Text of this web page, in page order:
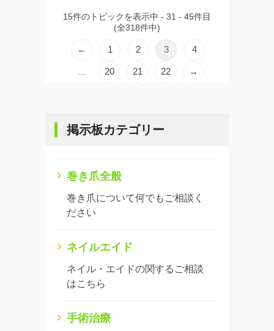
15件のトピックを表示中 - 31 - 45件目
(全318件中)
← 1 2 3 4
… 20 21 22 →
掲示板カテゴリー
巻き爪全般
巻き爪について何でもご相談く
ださい
ネイルエイド
ネイル・エイドの関するご相談
はこちら
手術治療